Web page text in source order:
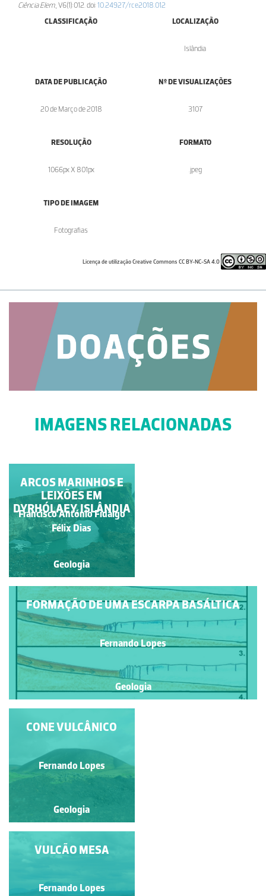
Ciência Elem., V6(1):012. doi: 10.24927/rce2018.012
CLASSIFICAÇÃO
LOCALIZAÇÃO
Islândia
DATA DE PUBLICAÇÃO
20 de Março de 2018
Nº DE VISUALIZAÇÕES
3107
RESOLUÇÃO
1066px X 801px
FORMATO
.jpeg
TIPO DE IMAGEM
Fotografias
Licença de utilização Creative Commons CC BY-NC-SA 4.0
IMAGENS RELACIONADAS
RECUO DAS ARRIBAS
Francisco António Fidalgo
Félix Dias
Geologia
FORMAÇÃO DE UMA ESCARPA BASÁLTICA
Fernando Lopes
Geologia
ARCOS MARINHOS E
LEIXÕES EM
DYRHÓLAEY, ISLÂNDIA
Francisco António Fidalgo
Félix Dias
Geologia
MORTOS DE POMPEIA
Aline Marcele Ghilardi
Geologia
CONE VULCÂNICO
Fernando Lopes
Geologia
FORMAÇÃO DE UM
VULCÃO MESA
Fernando Lopes
VULCÃO MESA
Fernando Lopes